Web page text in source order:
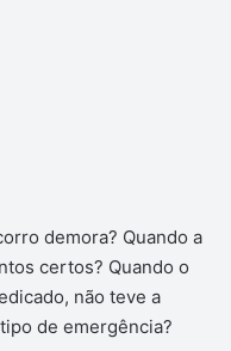
demora? Quando a
certos? Quando o
não teve a
de emergência?